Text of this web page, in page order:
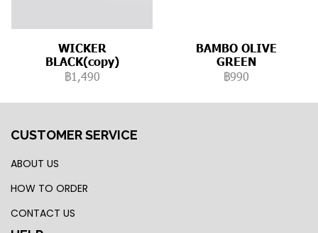
WICKER
BLACK(copy)
฿1,490
BAMBO OLIVE
GREEN
฿990
CUSTOMER SERVICE
ABOUT US
HOW TO ORDER
CONTACT US